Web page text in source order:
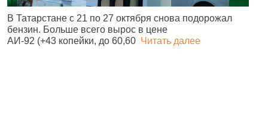
В Татарстане с 21 по 27 октября снова подорожал
бензин. Больше всего вырос в цене
АИ‑92 (+43 копейки, до 60,60 Читать далее